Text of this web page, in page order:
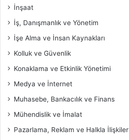
İnşaat
İş, Danışmanlık ve Yönetim
İşe Alma ve İnsan Kaynakları
Kolluk ve Güvenlik
Konaklama ve Etkinlik Yönetimi
Medya ve İnternet
Muhasebe, Bankacılık ve Finans
Mühendislik ve İmalat
Pazarlama, Reklam ve Halkla İlişkiler